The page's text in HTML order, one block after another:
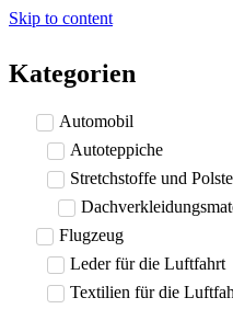
Skip to content
Kategorien
Automobil
Autoteppiche
Stretchstoffe und
Flugzeug
Leder für die Luftfahrt
Textilien für die